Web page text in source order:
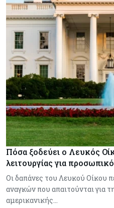
Πόσα ξοδεύει ο Λευκός
λειτουργίας για
Οι δαπάνες του Λευκού Οίκου
αναγκών που απαιτούνται για
αμερικανικής…